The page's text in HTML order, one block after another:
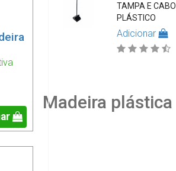
TAMPA E CABO
PLÁSTICO
Adicionar
Madeira plástica